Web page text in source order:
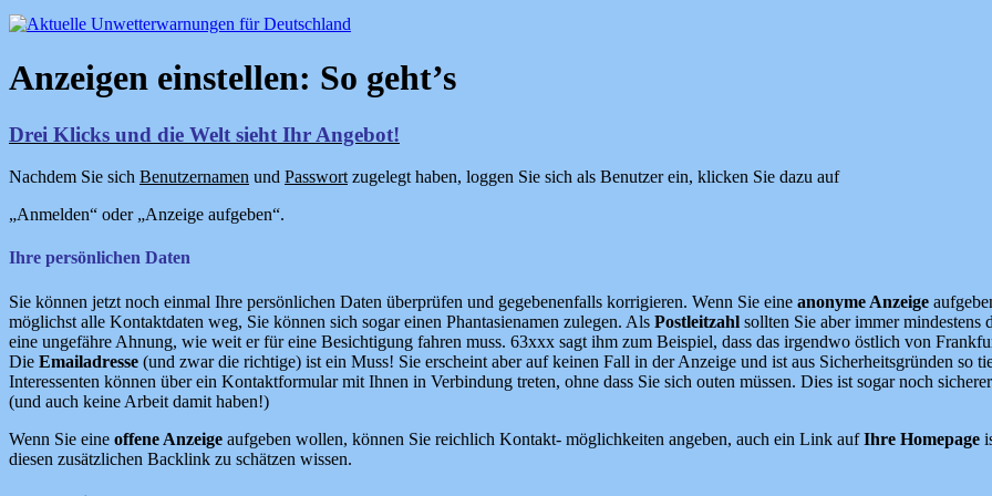
Anzeigen einstellen: So geht’s
Drei Klicks und die Welt sieht Ihr Angebot!
Nachdem Sie sich Benutzernamen und Passwort zugelegt haben, loggen Sie sich als Benutzer ein, klicken Sie dazu auf
„Anmelden“ oder „Anzeige aufgeben“.
Ihre persönlichen Daten
Sie können jetzt noch einmal Ihre persönlichen Daten überprüfen und gegebenenfalls korrigieren. Wenn Sie eine anonyme Anzeige
möglichst alle Kontaktdaten weg, Sie können sich sogar einen Phantasienamen zulegen. Als Postleitzahl sollten Sie aber immer
eine ungefähre Ahnung, wie weit er für eine Besichtigung fahren muss. 63xxx sagt ihm zum Beispiel, dass das irgendwo östlich von
Die Emailadresse (und zwar die richtige) ist ein Muss! Sie erscheint aber auf keinen Fall in der Anzeige und ist aus Sicherheitsgründen so
Interessenten können über ein Kontaktformular mit Ihnen in Verbindung treten, ohne dass Sie sich outen müssen. Dies ist sogar noch
(und auch keine Arbeit damit haben!)
Wenn Sie eine offene Anzeige aufgeben wollen, können Sie reichlich Kontakt- möglichkeiten angeben, auch ein Link aufIhre Homepage
diesen zusätzlichen Backlink zu schätzen wissen.